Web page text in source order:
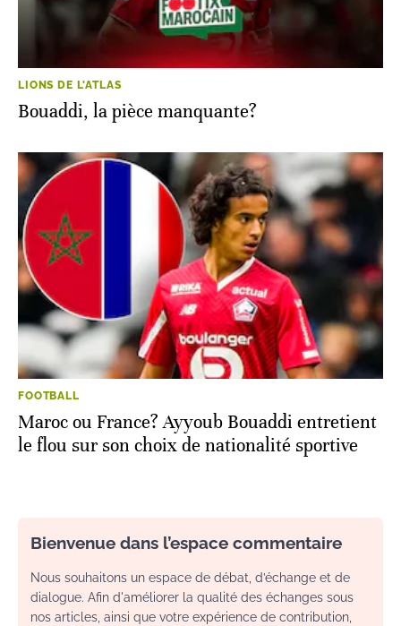
LIONS DE L'ATLAS
Bouaddi, la pièce manquante?
FOOTBALL
Maroc ou France? Ayyoub Bouaddi entretient
le flou sur son choix de nationalité sportive
Bienvenue dans l’espace commentaire
Nous souhaitons un espace de débat, d’échange et de
dialogue. Afin d'améliorer la qualité des échanges sous
nos articles, ainsi que votre expérience de contribution,